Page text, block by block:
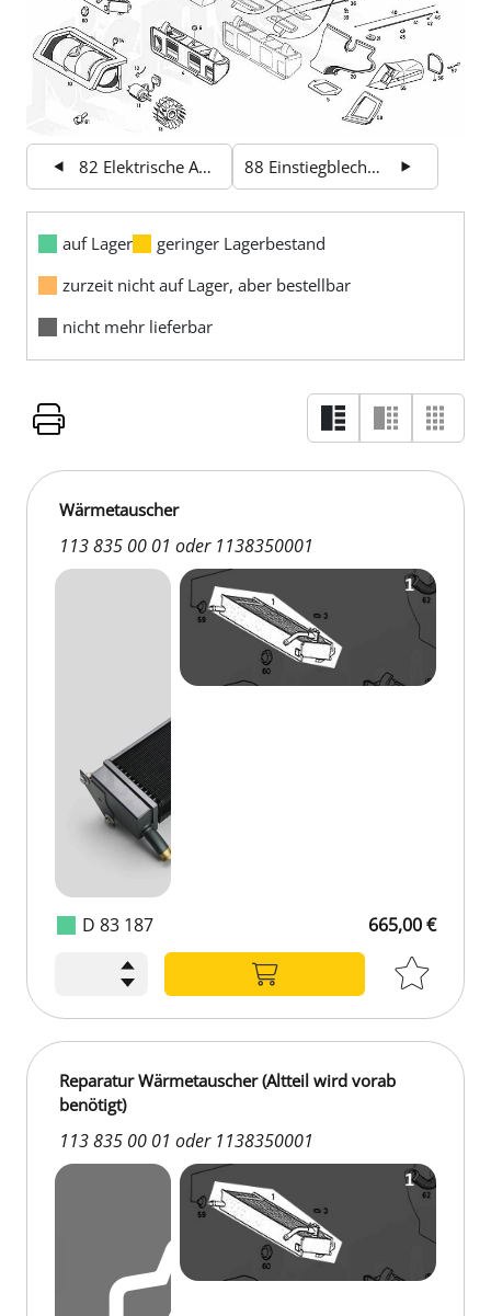
82 Elektrische Anlage - Rücklicht 88 Einstiegbleche und Stoßfänger
auf Lager
geringer Lagerbestand
zurzeit nicht auf Lager, aber bestellbar
nicht mehr lieferbar
D 83 187
Wärmetauscher
113 835 00 01 oder 1138350001
665,00 €
Reparatur Wärmetauscher (Altteil wird vorab
benötigt)
113 835 00 01 oder 1138350001